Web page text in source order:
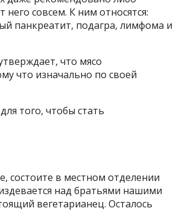
него совсем. К ним относятся:
панкреатит, подагра, лимфома и
что мясо
что изначально по своей
того, чтобы стать
состоите в местном отделении
над братьями нашими
вегетарианец. Осталось